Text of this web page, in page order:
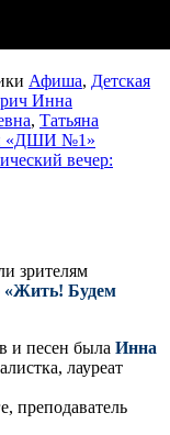
Афиша, Детская
Инна
, Татьяна
«ДШИ №1»
вечер:
зрителям
«Жить! Будем
и песен была Инна
лауреат
преподаватель